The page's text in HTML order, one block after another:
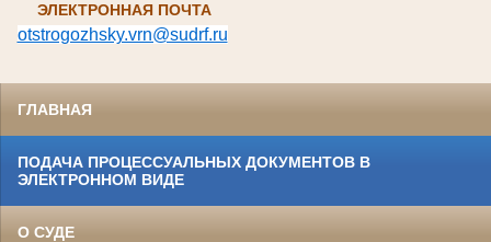
ЭЛЕКТРОННАЯ ПОЧТА
otstrogozhsky.vrn@sudrf.ru
ГЛАВНАЯ
ПОДАЧА ПРОЦЕССУАЛЬНЫХ ДОКУМЕНТОВ В
ЭЛЕКТРОННОМ ВИДЕ
О СУДЕ